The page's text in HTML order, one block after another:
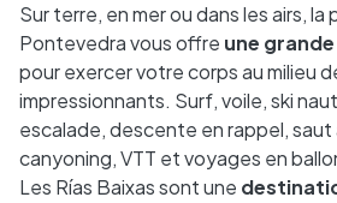
Sur terre, en mer ou dans les airs, la
Pontevedra vous offre une
pour exercer votre corps au milieu
impressionnants. Surf, voile, ski
escalade, descente en rappel, saut
canyoning, VTT et voyages en
Les Rías Baixas sont une